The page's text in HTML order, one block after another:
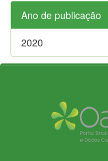
Ano de publicação
2020